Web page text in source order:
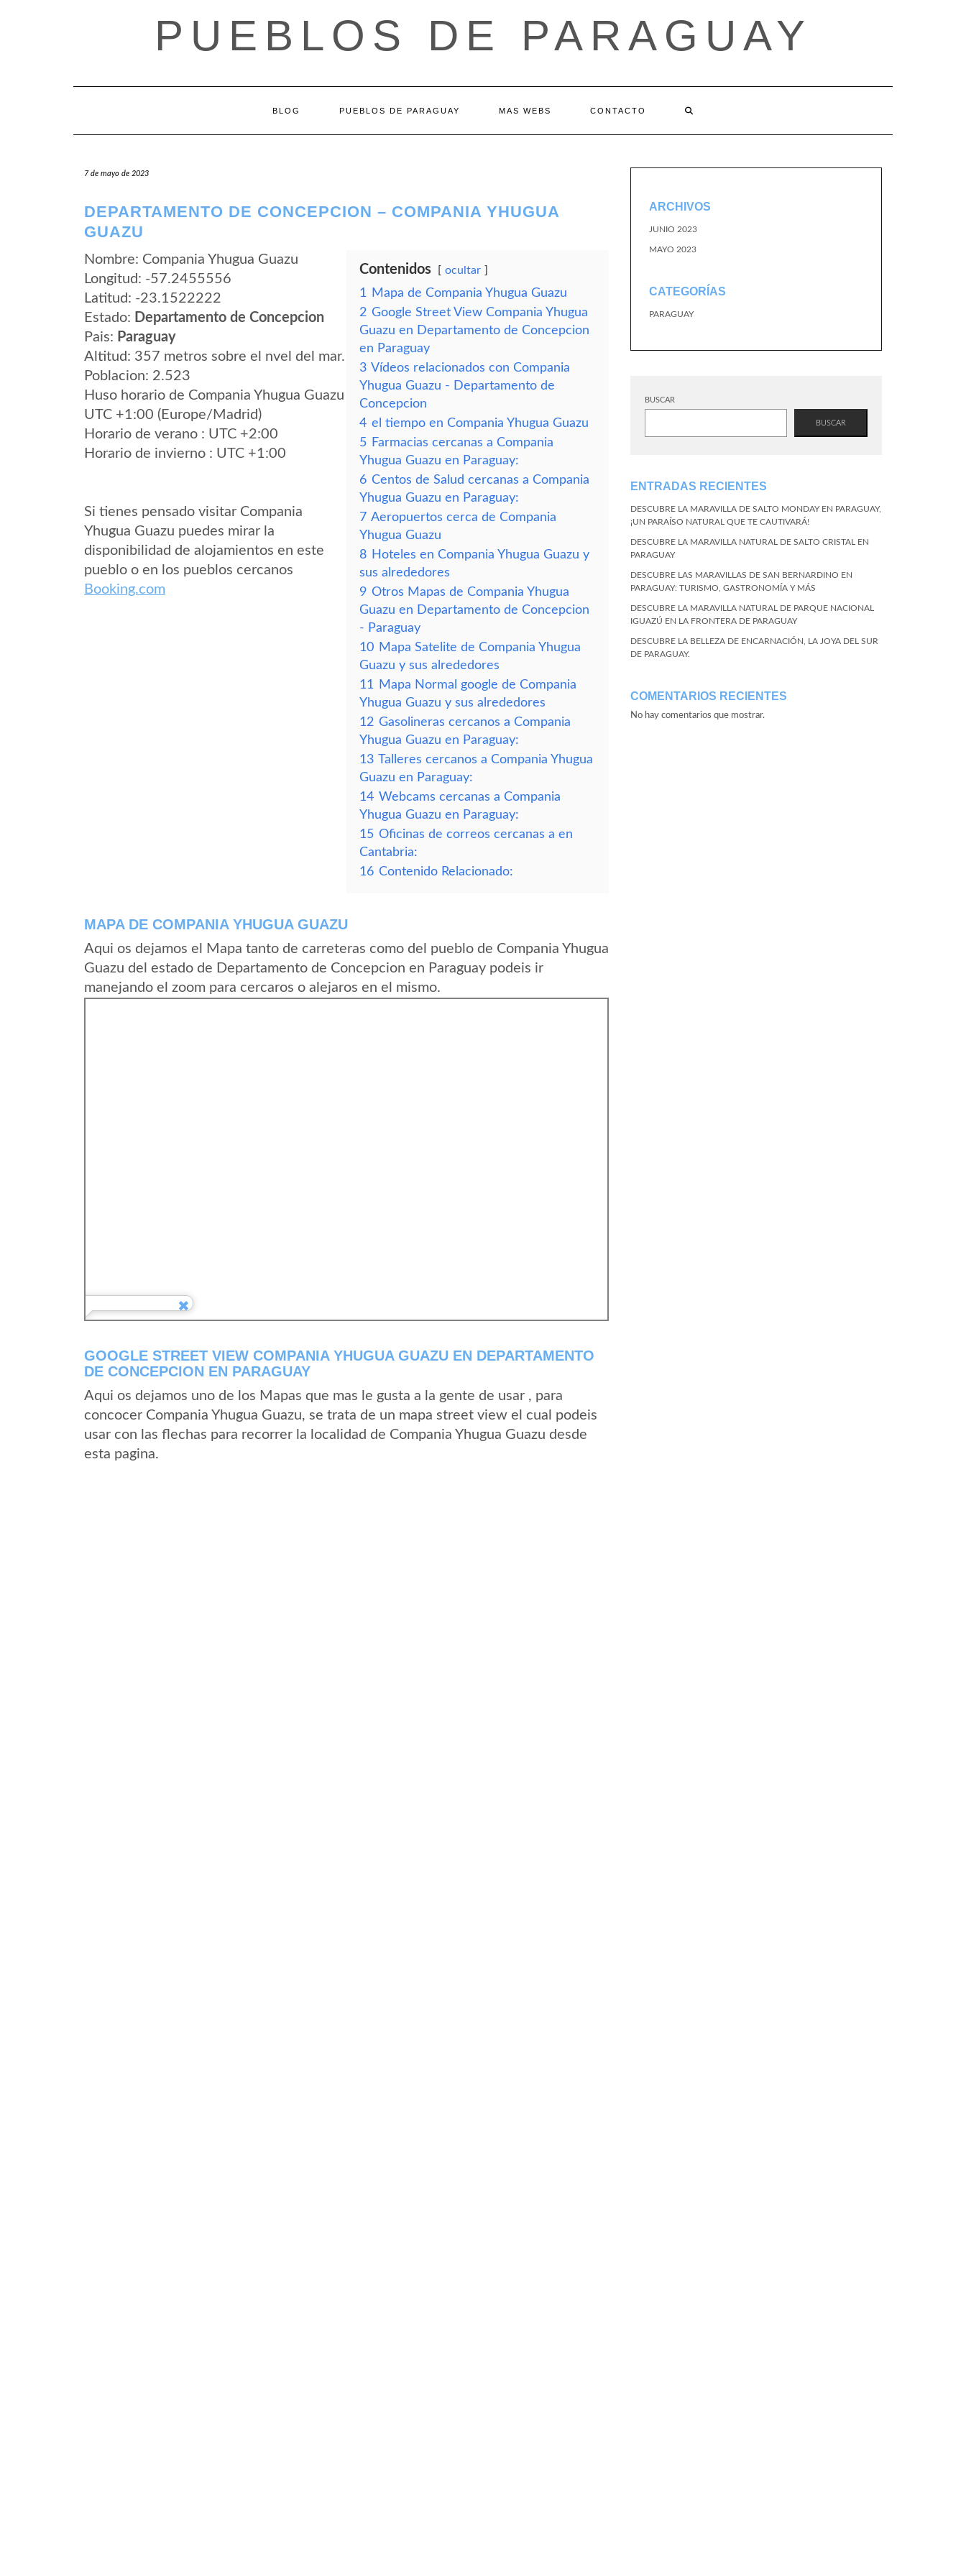
PUEBLOS DE PARAGUAY
BLOG PUEBLOS DE PARAGUAY MAS WEBS CONTACTO
7 de mayo de 2023
DEPARTAMENTO DE CONCEPCION – COMPANIA YHUGUA
GUAZU
Nombre: Compania Yhugua Guazu
Longitud: -57.2455556
Latitud: -23.1522222
Estado: Departamento de Concepcion
Pais: Paraguay
Altitud: 357 metros sobre el nvel del mar.
Poblacion: 2.523
Huso horario de Compania Yhugua Guazu
UTC +1:00 (Europe/Madrid)
Horario de verano : UTC +2:00
Horario de invierno : UTC +1:00
Si tienes pensado visitar Compania
Yhugua Guazu puedes mirar la
disponibilidad de alojamientos en este
pueblo o en los pueblos cercanos
Booking.com
Contenidos ocultar
1
Mapa de Compania Yhugua Guazu
2 Google Street View Compania Yhugua
Guazu en Departamento de Concepcion
en Paraguay
3 Vídeos relacionados con Compania
Yhugua Guazu - Departamento de
Concepcion
4 el tiempo en Compania Yhugua Guazu
5 Farmacias cercanas a Compania
Yhugua Guazu en Paraguay:
6 Centos de Salud cercanas a Compania
Yhugua Guazu en Paraguay:
7 Aeropuertos cerca de Compania
Yhugua Guazu
8 Hoteles en Compania Yhugua Guazu y
sus alrededores
9 Otros Mapas de Compania Yhugua
Guazu en Departamento de Concepcion
- Paraguay
10 Mapa Satelite de Compania Yhugua
Guazu y sus alrededores
11
Mapa Normal google de Compania
Yhugua Guazu y sus alrededores
12 Gasolineras cercanos a Compania
Yhugua Guazu en Paraguay:
13 Talleres cercanos a Compania Yhugua
Guazu en Paraguay:
14 Webcams cercanas a Compania
Yhugua Guazu en Paraguay:
15 Oficinas de correos cercanas a en
Cantabria:
16 Contenido Relacionado:
MAPA DE COMPANIA YHUGUA GUAZU
Aqui os dejamos el Mapa tanto de carreteras como del pueblo de Compania Yhugua
Guazu del estado de Departamento de Concepcion en Paraguay podeis ir
manejando el zoom para cercaros o alejaros en el mismo.
GOOGLE STREET VIEW COMPANIA YHUGUA GUAZU EN DEPARTAMENTO
DE CONCEPCION EN PARAGUAY
Aqui os dejamos uno de los Mapas que mas le gusta a la gente de usar , para
concocer Compania Yhugua Guazu, se trata de un mapa street view el cual podeis
usar con las flechas para recorrer la localidad de Compania Yhugua Guazu desde
esta pagina.
ARCHIVOS
JUNIO 2023
MAYO 2023
CATEGORÍAS
PARAGUAY
BUSCAR
BUSCAR
ENTRADAS RECIENTES
DESCUBRE LA MARAVILLA DE SALTO MONDAY EN PARAGUAY,
¡UN PARAÍSO NATURAL QUE TE CAUTIVARÁ!
DESCUBRE LA MARAVILLA NATURAL DE SALTO CRISTAL EN
PARAGUAY
DESCUBRE LAS MARAVILLAS DE SAN BERNARDINO EN
PARAGUAY: TURISMO, GASTRONOMÍA Y MÁS
DESCUBRE LA MARAVILLA NATURAL DE PARQUE NACIONAL
IGUAZÚ EN LA FRONTERA DE PARAGUAY
DESCUBRE LA BELLEZA DE ENCARNACIÓN, LA JOYA DEL SUR
DE PARAGUAY.
COMENTARIOS RECIENTES
No hay comentarios que mostrar.